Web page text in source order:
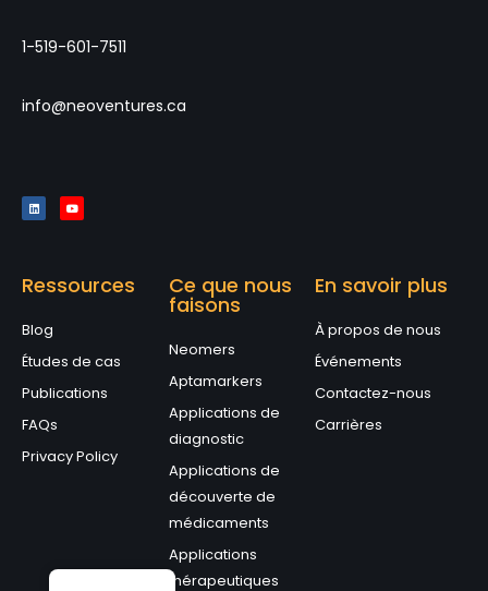
1-519-601-7511
info@neoventures.ca
Ressources
Blog
Études de cas
Publications
FAQs
Privacy Policy
Ce que nous
faisons
Neomers
Aptamarkers
Applications de
diagnostic
Applications de
découverte de
médicaments
Applications
thérapeutiques
En savoir plus
À propos de nous
Événements
Contactez-nous
Carrières